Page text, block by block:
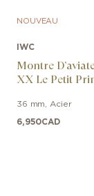
Racing
NOUVEAU
IWC
Montre
XX Le Petit
36 mm Acier
6,950CAD